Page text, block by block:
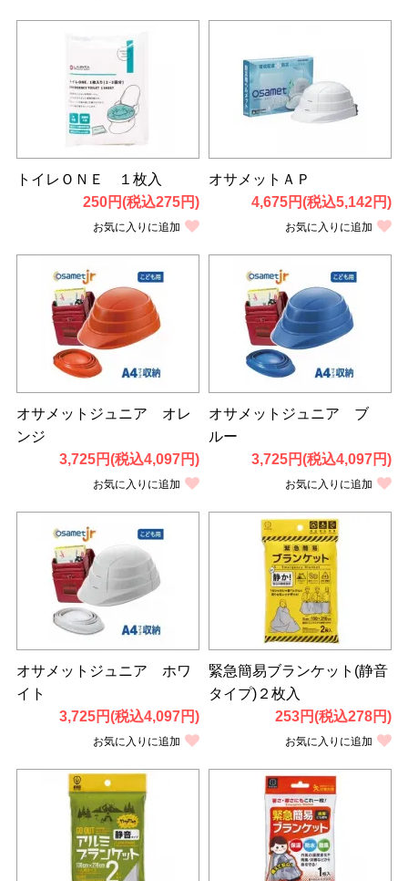
トイレＯＮＥ １枚入
250円(税込275円)
お気に入りに追加
オサメットＡＰ
4,675円(税込5,142円)
お気に入りに追加
オサメットジュニア オレ
ンジ
3,725円(税込4,097円)
お気に入りに追加
オサメットジュニア ブ
ルー
3,725円(税込4,097円)
お気に入りに追加
オサメットジュニア ホワ
イト
3,725円(税込4,097円)
お気に入りに追加
緊急簡易ブランケット(静音
タイプ)２枚入
253円(税込278円)
お気に入りに追加